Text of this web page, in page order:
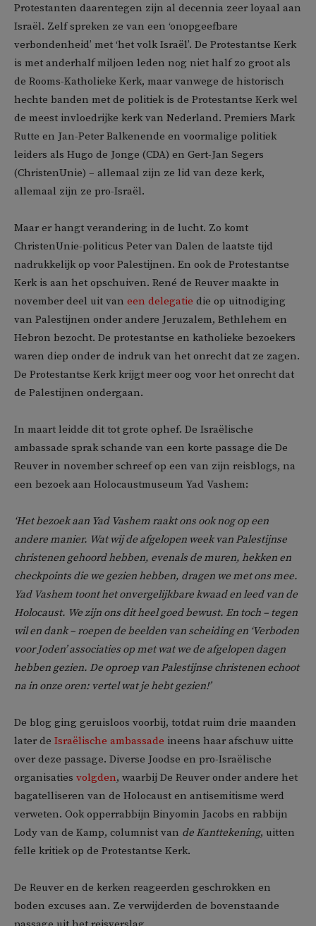
Protestanten daarentegen zijn al decennia zeer loyaal aan
Israël. Zelf spreken ze van een ‘onopgeefbare
verbondenheid’ met ‘het volk Israël’. De Protestantse Kerk
is met anderhalf miljoen leden nog niet half zo groot als
de Rooms-Katholieke Kerk, maar vanwege de historisch
hechte banden met de politiek is de Protestantse Kerk wel
de meest invloedrijke kerk van Nederland. Premiers Mark
Rutte en Jan-Peter Balkenende en voormalige politiek
leiders als Hugo de Jonge (CDA) en Gert-Jan Segers
(ChristenUnie) – allemaal zijn ze lid van deze kerk,
allemaal zijn ze pro-Israël.
Maar er hangt verandering in de lucht. Zo komt
ChristenUnie-politicus Peter van Dalen de laatste tijd
nadrukkelijk op voor Palestijnen. En ook de Protestantse
Kerk is aan het opschuiven. René de Reuver maakte in
november deel uit van een delegatie die op uitnodiging
van Palestijnen onder andere Jeruzalem, Bethlehem en
Hebron bezocht. De protestantse en katholieke bezoekers
waren diep onder de indruk van het onrecht dat ze zagen.
De Protestantse Kerk krijgt meer oog voor het onrecht dat
de Palestijnen ondergaan.
In maart leidde dit tot grote ophef. De Israëlische
ambassade sprak schande van een korte passage die De
Reuver in november schreef op een van zijn reisblogs, na
een bezoek aan Holocaustmuseum Yad Vashem:
‘Het bezoek aan Yad Vashem raakt ons ook nog op een
andere manier. Wat wij de afgelopen week van Palestijnse
christenen gehoord hebben, evenals de muren, hekken en
checkpoints die we gezien hebben, dragen we met ons mee.
Yad Vashem toont het onvergelijkbare kwaad en leed van de
Holocaust. We zijn ons dit heel goed bewust. En toch – tegen
wil en dank – roepen de beelden van scheiding en ‘Verboden
voor Joden’ associaties op met wat we de afgelopen dagen
hebben gezien. De oproep van Palestijnse christenen echoot
na in onze oren: vertel wat je hebt gezien!’
De blog ging geruisloos voorbij, totdat ruim drie maanden
later de Israëlische ambassade ineens haar afschuw uitte
over deze passage. Diverse Joodse en pro-Israëlische
organisaties volgden, waarbij De Reuver onder andere het
bagatelliseren van de Holocaust en antisemitisme werd
verweten. Ook opperrabbijn Binyomin Jacobs en rabbijn
Lody van de Kamp, columnist van de Kanttekening, uitten
felle kritiek op de Protestantse Kerk.
De Reuver en de kerken reageerden geschrokken en
boden excuses aan. Ze verwijderden de bovenstaande